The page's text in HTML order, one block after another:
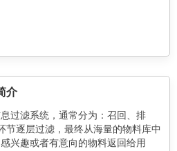
介
过滤系统，通常分为：召回、排
节逐层过滤，最终从海量的物料库中
兴趣或者有意向的物料返回给用